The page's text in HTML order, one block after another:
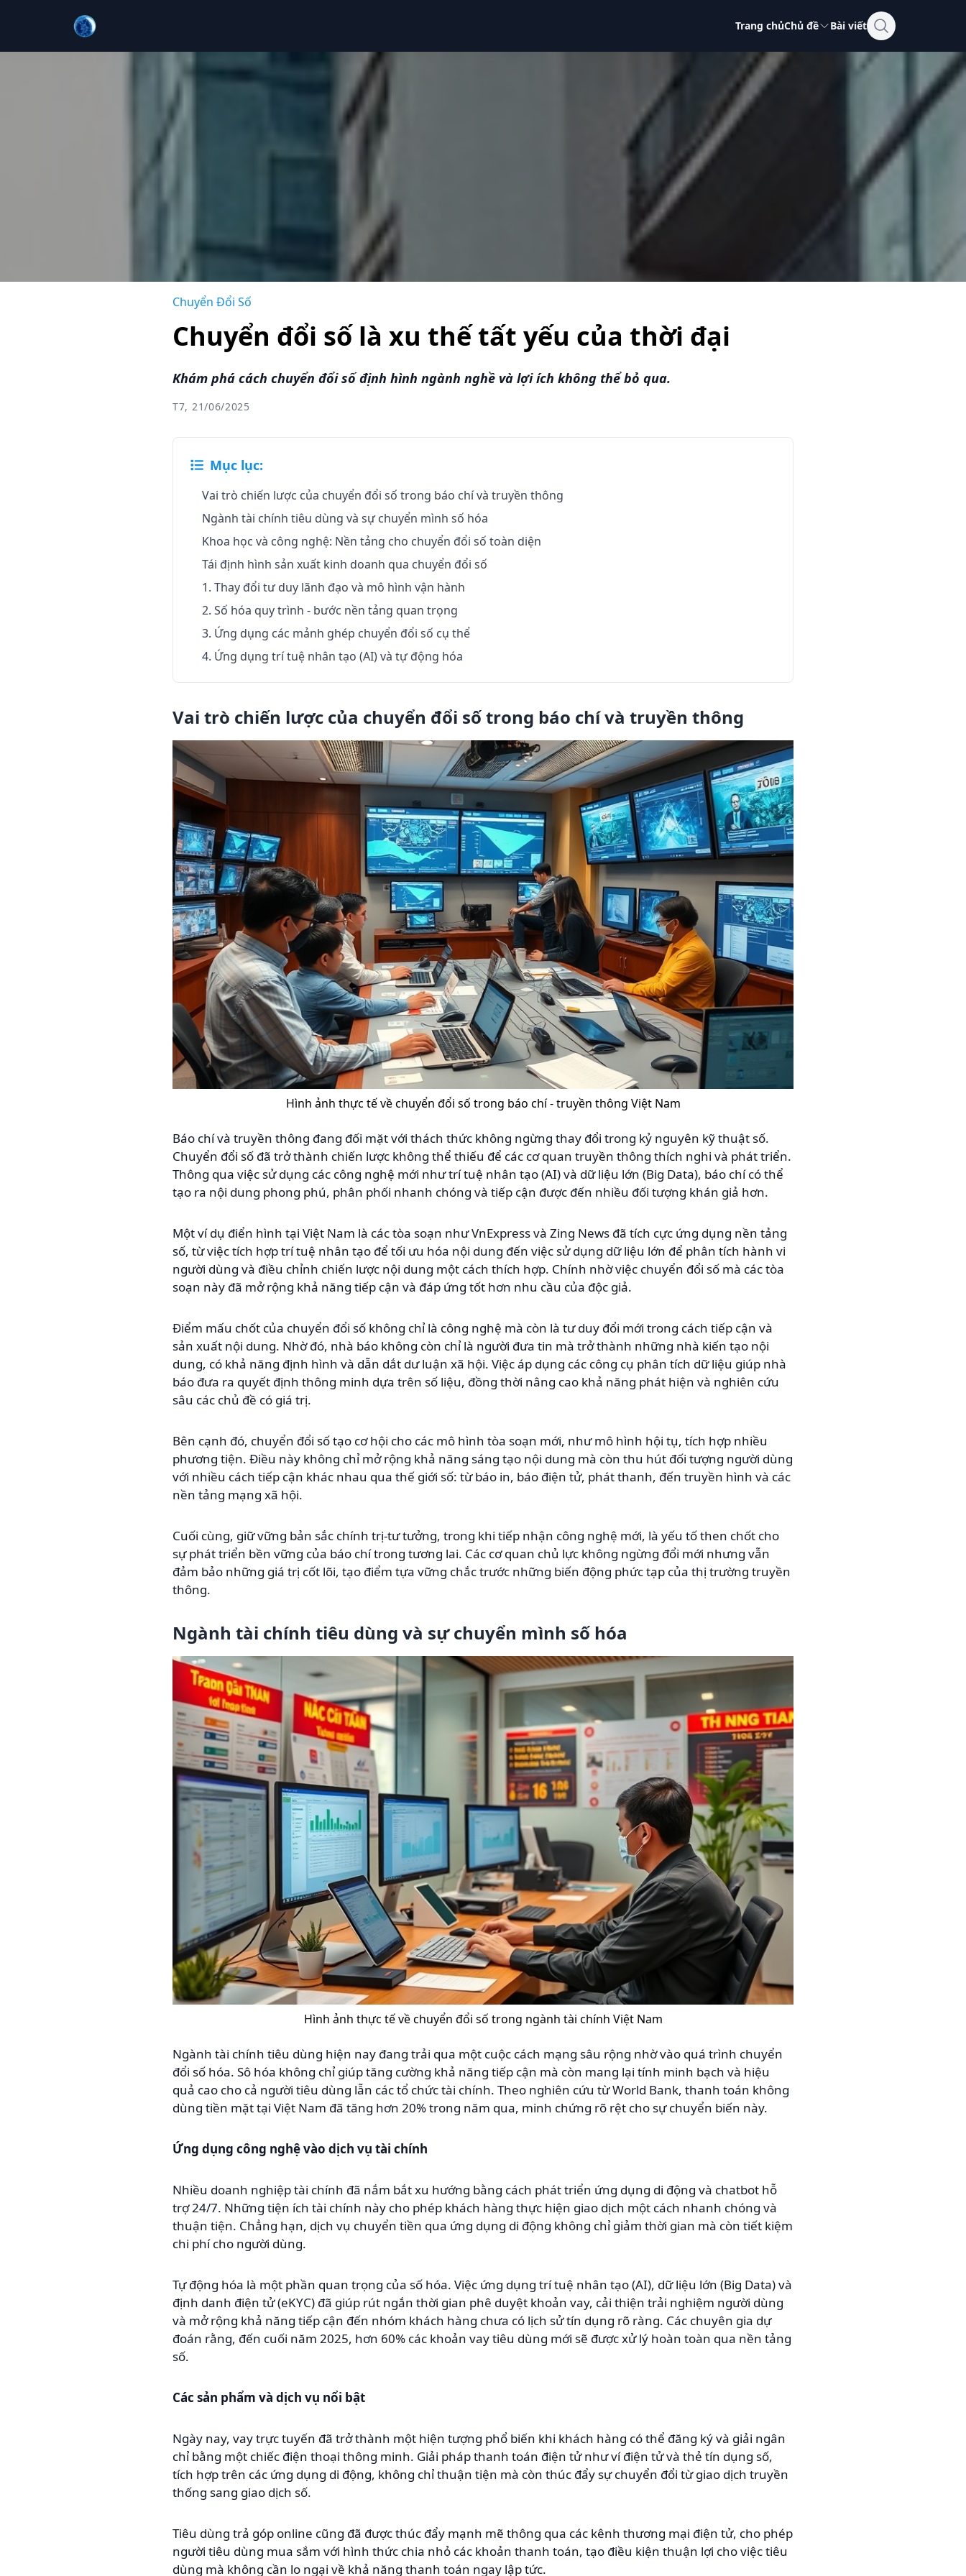
Trang chủChủ đề Bài viết
Chuyển Đổi Số
Chuyển đổi số là xu thế tất yếu của thời đại
Khám phá cách chuyển đổi số định hình ngành nghề và lợi ích không thể bỏ qua.
T7, 21/06/2025
Mục lục:
Vai trò chiến lược của chuyển đổi số trong báo chí và truyền thông
Ngành tài chính tiêu dùng và sự chuyển mình số hóa
Khoa học và công nghệ: Nền tảng cho chuyển đổi số toàn diện
Tái định hình sản xuất kinh doanh qua chuyển đổi số
1. Thay đổi tư duy lãnh đạo và mô hình vận hành
2. Số hóa quy trình - bước nền tảng quan trọng
3. Ứng dụng các mảnh ghép chuyển đổi số cụ thể
4. Ứng dụng trí tuệ nhân tạo (AI) và tự động hóa
Vai trò chiến lược của chuyển đổi số trong báo chí và truyền thông
Hình ảnh thực tế về chuyển đổi số trong báo chí - truyền thông Việt Nam
Báo chí và truyền thông đang đối mặt với thách thức không ngừng thay đổi trong kỷ nguyên kỹ thuật số.
Chuyển đổi số đã trở thành chiến lược không thể thiếu để các cơ quan truyền thông thích nghi và phát triển.
Thông qua việc sử dụng các công nghệ mới như trí tuệ nhân tạo (AI) và dữ liệu lớn (Big Data), báo chí có thể
tạo ra nội dung phong phú, phân phối nhanh chóng và tiếp cận được đến nhiều đối tượng khán giả hơn.
Một ví dụ điển hình tại Việt Nam là các tòa soạn như VnExpress và Zing News đã tích cực ứng dụng nền tảng
số, từ việc tích hợp trí tuệ nhân tạo để tối ưu hóa nội dung đến việc sử dụng dữ liệu lớn để phân tích hành vi
người dùng và điều chỉnh chiến lược nội dung một cách thích hợp. Chính nhờ việc chuyển đổi số mà các tòa
soạn này đã mở rộng khả năng tiếp cận và đáp ứng tốt hơn nhu cầu của độc giả.
Điểm mấu chốt của chuyển đổi số không chỉ là công nghệ mà còn là tư duy đổi mới trong cách tiếp cận và
sản xuất nội dung. Nhờ đó, nhà báo không còn chỉ là người đưa tin mà trở thành những nhà kiến tạo nội
dung, có khả năng định hình và dẫn dắt dư luận xã hội. Việc áp dụng các công cụ phân tích dữ liệu giúp nhà
báo đưa ra quyết định thông minh dựa trên số liệu, đồng thời nâng cao khả năng phát hiện và nghiên cứu
sâu các chủ đề có giá trị.
Bên cạnh đó, chuyển đổi số tạo cơ hội cho các mô hình tòa soạn mới, như mô hình hội tụ, tích hợp nhiều
phương tiện. Điều này không chỉ mở rộng khả năng sáng tạo nội dung mà còn thu hút đối tượng người dùng
với nhiều cách tiếp cận khác nhau qua thế giới số: từ báo in, báo điện tử, phát thanh, đến truyền hình và các
nền tảng mạng xã hội.
Cuối cùng, giữ vững bản sắc chính trị-tư tưởng, trong khi tiếp nhận công nghệ mới, là yếu tố then chốt cho
sự phát triển bền vững của báo chí trong tương lai. Các cơ quan chủ lực không ngừng đổi mới nhưng vẫn
đảm bảo những giá trị cốt lõi, tạo điểm tựa vững chắc trước những biến động phức tạp của thị trường truyền
thông.
Ngành tài chính tiêu dùng và sự chuyển mình số hóa
Hình ảnh thực tế về chuyển đổi số trong ngành tài chính Việt Nam
Ngành tài chính tiêu dùng hiện nay đang trải qua một cuộc cách mạng sâu rộng nhờ vào quá trình chuyển
đổi số hóa. Sô hóa không chỉ giúp tăng cường khả năng tiếp cận mà còn mang lại tính minh bạch và hiệu
quả cao cho cả người tiêu dùng lẫn các tổ chức tài chính. Theo nghiên cứu từ World Bank, thanh toán không
dùng tiền mặt tại Việt Nam đã tăng hơn 20% trong năm qua, minh chứng rõ rệt cho sự chuyển biến này.
Ứng dụng công nghệ vào dịch vụ tài chính
Nhiều doanh nghiệp tài chính đã nắm bắt xu hướng bằng cách phát triển ứng dụng di động và chatbot hỗ
trợ 24/7. Những tiện ích tài chính này cho phép khách hàng thực hiện giao dịch một cách nhanh chóng và
thuận tiện. Chẳng hạn, dịch vụ chuyển tiền qua ứng dụng di động không chỉ giảm thời gian mà còn tiết kiệm
chi phí cho người dùng.
Tự động hóa là một phần quan trọng của số hóa. Việc ứng dụng trí tuệ nhân tạo (AI), dữ liệu lớn (Big Data) và
định danh điện tử (eKYC) đã giúp rút ngắn thời gian phê duyệt khoản vay, cải thiện trải nghiệm người dùng
và mở rộng khả năng tiếp cận đến nhóm khách hàng chưa có lịch sử tín dụng rõ ràng. Các chuyên gia dự
đoán rằng, đến cuối năm 2025, hơn 60% các khoản vay tiêu dùng mới sẽ được xử lý hoàn toàn qua nền tảng
số.
Các sản phẩm và dịch vụ nổi bật
Ngày nay, vay trực tuyến đã trở thành một hiện tượng phổ biến khi khách hàng có thể đăng ký và giải ngân
chỉ bằng một chiếc điện thoại thông minh. Giải pháp thanh toán điện tử như ví điện tử và thẻ tín dụng số,
tích hợp trên các ứng dụng di động, không chỉ thuận tiện mà còn thúc đẩy sự chuyển đổi từ giao dịch truyền
thống sang giao dịch số.
Tiêu dùng trả góp online cũng đã được thúc đẩy mạnh mẽ thông qua các kênh thương mại điện tử, cho phép
người tiêu dùng mua sắm với hình thức chia nhỏ các khoản thanh toán, tạo điều kiện thuận lợi cho việc tiêu
dùng mà không cần lo ngại về khả năng thanh toán ngay lập tức.